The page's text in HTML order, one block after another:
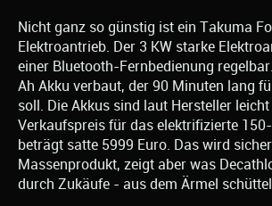
Nicht ganz so günstig ist ein Takuma
Elektroantrieb. Der 3 KW starke
einer Bluetooth-Fernbedienung
Ah Akku verbaut, der 90 Minuten lang
soll. Die Akkus sind laut Hersteller
Verkaufspreis für das elektrifizierte
beträgt satte 5999 Euro. Das wird
Massenprodukt, zeigt aber was
durch Zukäufe - aus dem Ärmel